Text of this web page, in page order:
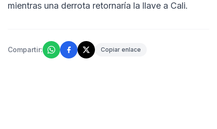
mientras una derrota retornaría la llave a Cali.
Compartir: Copiar enlace